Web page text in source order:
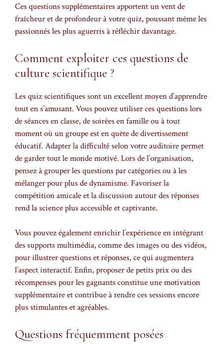
Ces questions supplémentaires apportent un vent de
fraîcheur et de profondeur à votre quiz, poussant même les
passionnés les plus aguerris à réfléchir davantage.
Comment exploiter ces questions de
culture scientifique ?
Les quiz scientifiques sont un excellent moyen d’apprendre
tout en s’amusant. Vous pouvez utiliser ces questions lors
de séances en classe, de soirées en famille ou à tout
moment où un groupe est en quête de divertissement
éducatif. Adapter la difficulté selon votre auditoire permet
de garder tout le monde motivé. Lors de l’organisation,
pensez à grouper les questions par catégories ou à les
mélanger pour plus de dynamisme. Favoriser la
compétition amicale et la discussion autour des réponses
rend la science plus accessible et captivante.
Vous pouvez également enrichir l’expérience en intégrant
des supports multimédia, comme des images ou des vidéos,
pour illustrer questions et réponses, ce qui augmentera
l’aspect interactif. Enfin, proposer de petits prix ou des
récompenses pour les gagnants constitue une motivation
supplémentaire et contribue à rendre ces sessions encore
plus stimulantes et agréables.
Questions fréquemment posées